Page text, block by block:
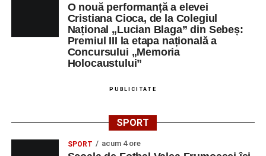
O nouă performanță a elevei
Cristiana Cioca, de la Colegiul
Național „Lucian Blaga” din Sebeș:
Premiul III la etapa națională a
Concursului „Memoria
Holocaustului”
PUBLICITATE
SPORT
SPORT acum 4 ore